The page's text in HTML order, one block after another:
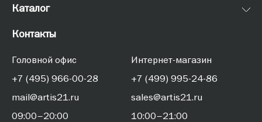
Каталог
Контакты
Головной офис
+7 (495) 966-00-28
mail@artis21.ru
09:00–20:00
Интернет-магазин
+7 (499) 995-24-86
sales@artis21.ru
10:00–21:00